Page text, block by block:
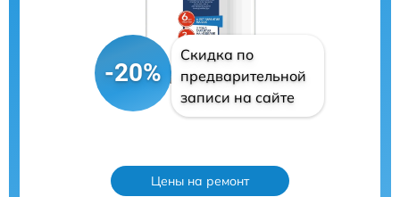
-20%
Скидка по
предварительной
записи на сайте
Цены на ремонт